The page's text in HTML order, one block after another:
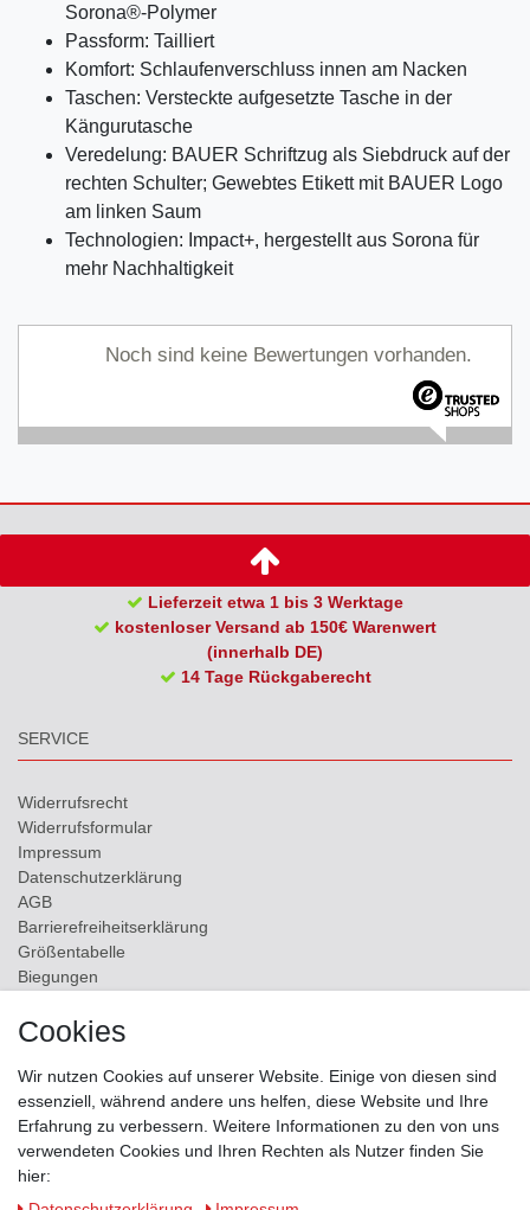
Sorona®-Polymer
Passform: Tailliert
Komfort: Schlaufenverschluss innen am Nacken
Taschen: Versteckte aufgesetzte Tasche in der
Kängurutasche
Veredelung: BAUER Schriftzug als Siebdruck auf der
rechten Schulter; Gewebtes Etikett mit BAUER Logo
am linken Saum
Technologien: Impact+, hergestellt aus Sorona für
mehr Nachhaltigkeit
Noch sind keine Bewertungen vorhanden.
Lieferzeit etwa 1 bis 3 Werktage
kostenloser Versand ab 150€ Warenwert
(innerhalb DE)
14 Tage Rückgaberecht
SERVICE
Widerrufs­recht
Widerrufs­formular
Impressum
Daten­schutz­erklärung
AGB
Barrierefreiheitserklärung
Größentabelle
Biegungen
Kontakt
ZAHLUNGSMÖGLICHKEITEN
Cookies
Wir nutzen Cookies auf unserer Website. Einige von diesen sind
essenziell, während andere uns helfen, diese Website und Ihre
Erfahrung zu verbessern. Weitere Informationen zu den von uns
verwendeten Cookies und Ihren Rechten als Nutzer finden Sie
hier: